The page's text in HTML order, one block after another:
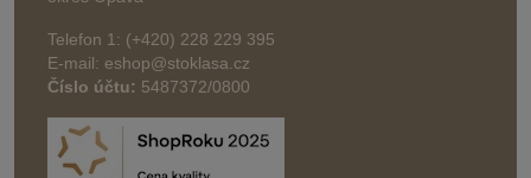
Telefon 1: (+420) 228 229 395
E-mail: eshop@stoklasa.cz
Číslo účtu: 5487372/0800